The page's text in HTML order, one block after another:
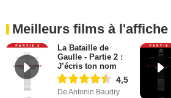
Meilleurs films à l'affiche
La Bataille de
Gaulle - Partie 2 :
J’écris ton nom
4,5
De Antonin Baudry